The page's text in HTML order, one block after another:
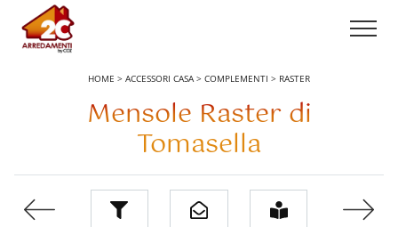
HOME > ACCESSORI CASA> COMPLEMENTI > RASTER
Mensole Raster di
Tomasella